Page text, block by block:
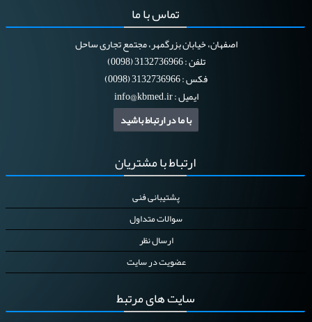
تماسبا ما
اصفهان، خیابان بزرگمهر، مجتمع تجاری ساحل
تلفن : 3132736966 (0098)
فکس : 3132736966 (0098)
ایمیل :info@kbmed.ir
با ما در ارتباط باشید
ارتباطبا مشتریان
پشتیبانی فنی
سوالات متداول
ارسال نظر
عضویت در سایت
سایتهای مرتبط